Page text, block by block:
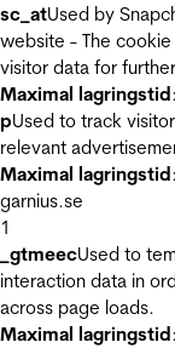
sc_atUsed by
website - The
visitor data for
Maximal lagringstid
pUsed to track
relevant
Maximal lagringstid
garnius.se
1
_gtmeecUsed to
interaction data in
across page loads.
Maximal lagringstid